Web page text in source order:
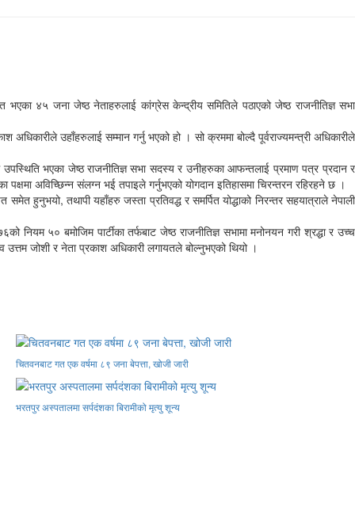
भएका ४५ जना जेष्ठ नेताहरुलाई कांग्रेस केन्द्रीय समितिले पठाएको जेष्ठ राजनीतिज्ञ सभा
उहाँहरुलाई सम्मान गर्नु भएको हो । सो क्रममा बोल्दै पूर्वराज्यमन्त्री अधिकारीले
भएका जेष्ठ राजनीतिज्ञ सभा सदस्य र उनीहरुका आफन्तलाई प्रमाण पत्र प्रदान र
अविच्छिन्न संलग्न भई तपाइले गर्नुभएको योगदान इतिहासमा चिरन्तरन रहिरहने छ ।
हुनुभयो, तथापी यहाँहरु जस्ता प्रतिवद्ध र समर्पित योद्धाको निरन्तर सहयात्राले नेपाली
नियम ५० बमोजिम पार्टीका तर्फबाट जेष्ठ राजनीतिज्ञ सभामा मनोनयन गरी श्रद्धा र उच्च
जोशी र नेता प्रकाश अधिकारी लगायतले बोल्नुभएको थियो ।
चितवनबाट गत एक वर्षमा ८९ जना बेपत्ता, खोजी जारी
भरतपुर अस्पतालमा सर्पदंशका बिरामीको मृत्यु शून्य